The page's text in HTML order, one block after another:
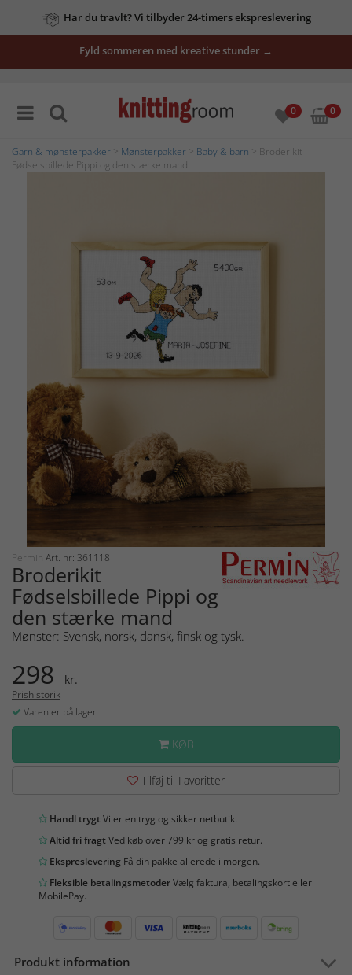
Har du travlt? Vi tilbyder 24-timers ekspreslevering
Fyld sommeren med kreative stunder →
0 0
Garn & mønsterpakker Mønsterpakker Baby & barn > Broderikit
Fødselsbillede Pippi og den stærke mand
Permin Art. nr: 361118
Broderikit
Fødselsbillede Pippi og
den stærke mand
Mønster: Svensk, norsk, dansk, finsk og tysk.
298 kr.
Prishistorik
Varen er på lager
KØB
Tilføj til Favoritter
Handl trygtVi er en tryg og sikker netbutik.
Altid fri fragtVed køb over 799 kr og gratis retur.
Ekspreslevering Få din pakke allerede i morgen.
Fleksible betalingsmetoderVælg faktura, betalingskort eller
MobilePay.
Produkt information